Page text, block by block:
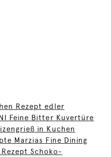
Rezept edler
Feine Bitter Kuvertüre
in Kuchen
Marzias Fine Dining
Schoko-